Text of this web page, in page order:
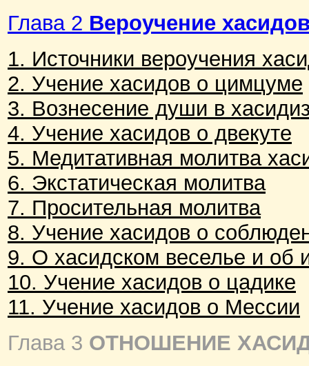
Глава 2 Вероучение
1. Источники вероучения
2. Учение хасидов о цимцуме
3. Вознесение души в
4. Учение хасидов о двекуте
5. Медитативная молитва
6. Экстатическая молитва
7. Просительная молитва
8. Учение хасидов о
9. О хасидском веселье и об
10. Учение хасидов о цадике
11. Учение хасидов о Мессии
Глава 3 ОТНОШЕНИЕ